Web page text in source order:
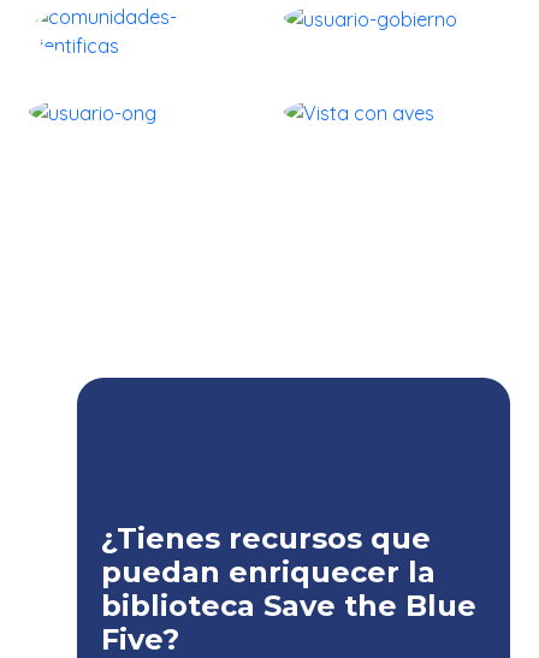
¿Tienes recursos que
puedan enriquecer la
biblioteca Save the Blue
Five?